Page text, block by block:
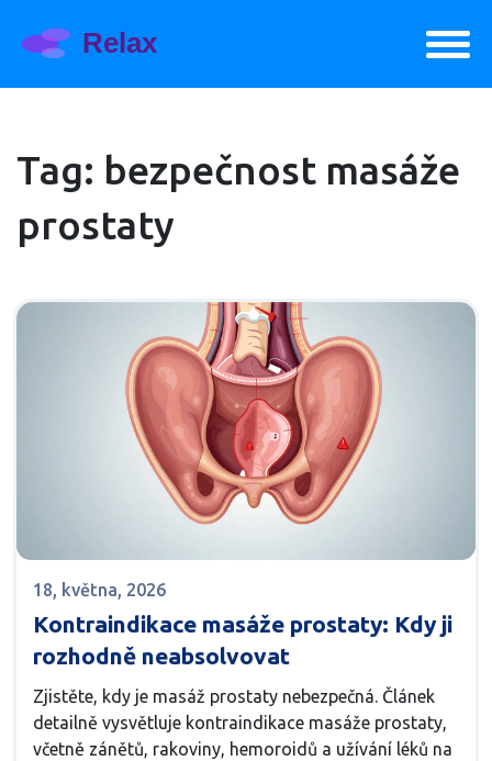
Tag: bezpečnost masáže
prostaty
18, května, 2026
Kontraindikace masáže prostaty: Kdy ji
rozhodně neabsolvovat
Zjistěte, kdy je masáž prostaty nebezpečná. Článek
detailně vysvětluje kontraindikace masáže prostaty,
včetně zánětů, rakoviny, hemoroidů a užívání léků na